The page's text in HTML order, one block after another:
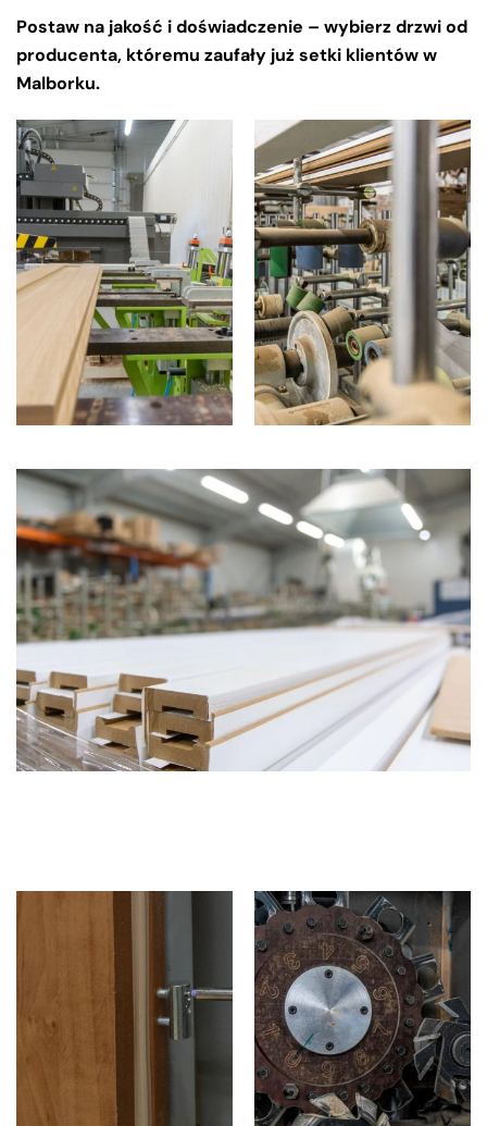
Postaw na jakość i doświadczenie – wybierz drzwi od
producenta, któremu zaufały już setki klientów w
Malborku.